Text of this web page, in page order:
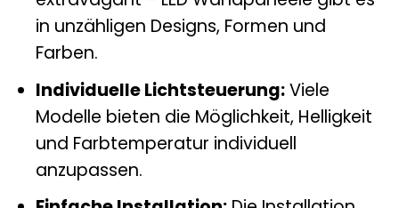
in unzähligen Designs, Formen und
Farben.
Individuelle Lichtsteuerung:Viele
Modelle bieten die Möglichkeit, Helligkeit
und Farbtemperatur individuell
anzupassen.